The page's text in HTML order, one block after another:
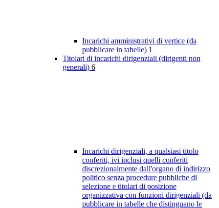
Incarichi amministrativi di vertice (da
pubblicare in tabelle) 1
Titolari di incarichi dirigenziali (dirigenti non
generali) 6
Incarichi dirigenziali, a qualsiasi titolo
conferiti, ivi inclusi quelli conferiti
discrezionalmente dall'organo di indirizzo
politico senza procedure pubbliche di
selezione e titolari di posizione
organizzativa con funzioni dirigenziali (da
pubblicare in tabelle che distinguano le